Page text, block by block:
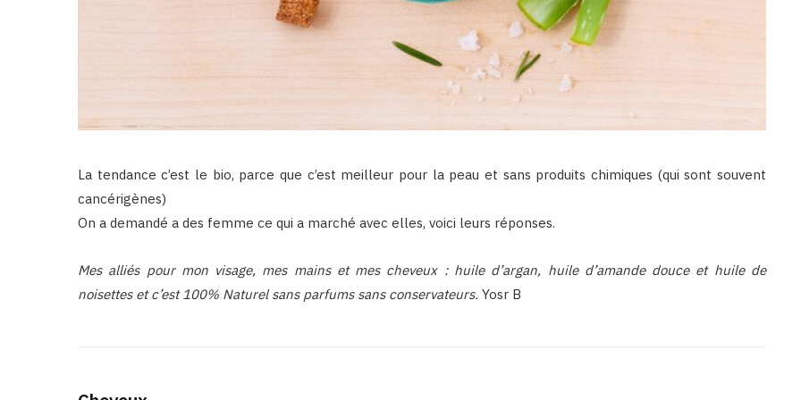
La tendance c’est le bio, parce que c’est meilleur pour la peau et sans produits chimiques (qui sont souvent
cancérigènes)
On a demandé a des femme ce qui a marché avec elles, voici leurs réponses.
Mes alliés pour mon visage, mes mains et mes cheveux : huile d’argan, huile d’amande douce et huile de
noisettes et c’est 100% Naturel sans parfums sans conservateurs. Yosr B